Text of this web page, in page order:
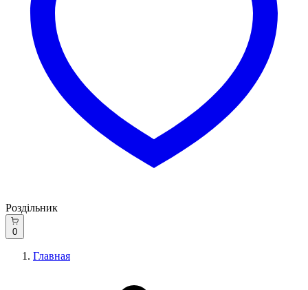
Роздільник
0
Главная